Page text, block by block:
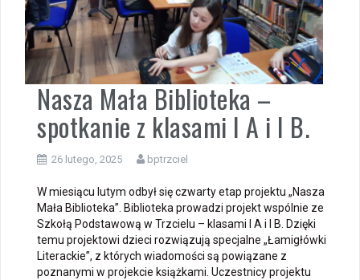
Nasza Mała Biblioteka –
spotkanie z klasami I A i I B.
26 lutego, 2025 bptrzciel
W miesiącu lutym odbył się czwarty etap projektu „Nasza
Mała Biblioteka”. Biblioteka prowadzi projekt wspólnie ze
Szkołą Podstawową w Trzcielu – klasami I A i I B. Dzięki
temu projektowi dzieci rozwiązują specjalne „Łamigłówki
Literackie”, z których wiadomości są powiązane z
poznanymi w projekcie książkami. Uczestnicy projektu